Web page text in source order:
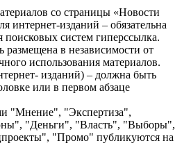
со страницы «Новости
интернет-изданий – обязательна
поисковых систем гиперссылка.
в независимости от
использования материалов.
изданий) – должна быть
или в первом абзаце
"Мнение", "Экспертиза",
"Деньги", "Власть", "Выборы",
"Промо" публикуются на